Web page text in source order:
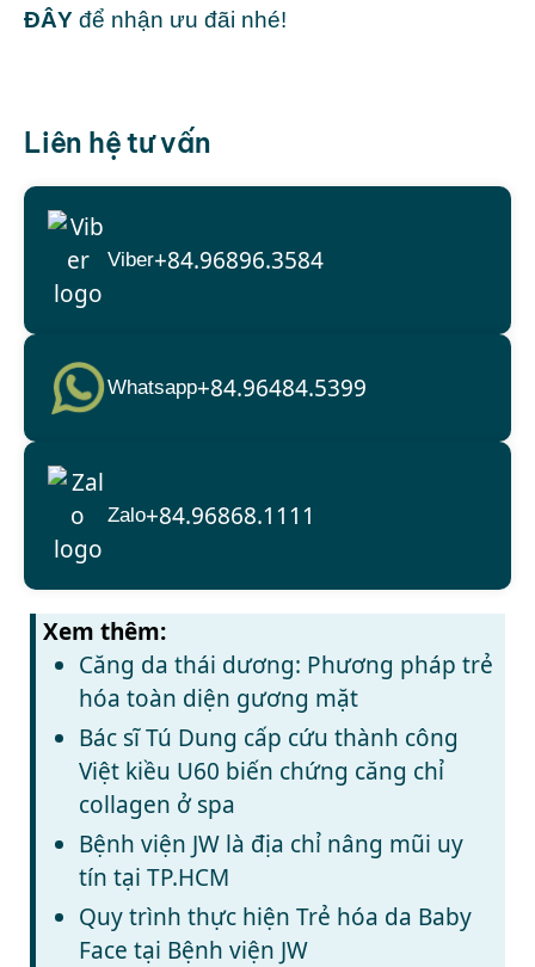
ĐÂY để nhận ưu đãi nhé!
Liên hệ tư vấn
Viber+84.96896.3584
Whatsapp+84.96484.5399
Zalo+84.96868.1111
Xem thêm:
Căng da thái dương: Phương pháp trẻ
hóa toàn diện gương mặt
Bác sĩ Tú Dung cấp cứu thành công
Việt kiều U60 biến chứng căng chỉ
collagen ở spa
Bệnh viện JW là địa chỉ nâng mũi uy
tín tại TP.HCM
Quy trình thực hiện Trẻ hóa da Baby
Face tại Bệnh viện JW